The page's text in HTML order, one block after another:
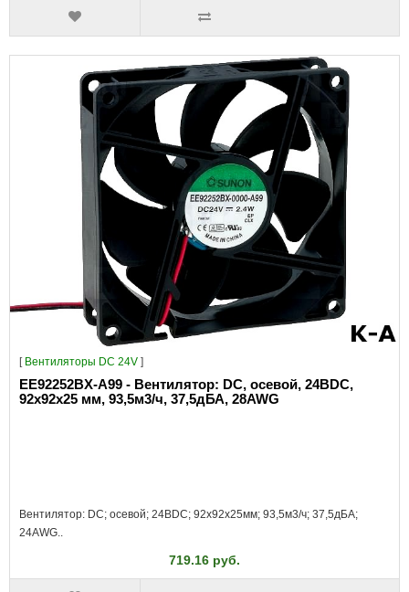
[ Вентиляторы DC 24V ]
EE92252BX-A99 - Вентилятор: DC, осевой, 24ВDC,
92x92x25 мм, 93,5м3/ч, 37,5дБА, 28AWG
Вентилятор: DC; осевой; 24ВDC; 92x92x25мм; 93,5м3/ч; 37,5дБА;
24AWG..
719.16 руб.